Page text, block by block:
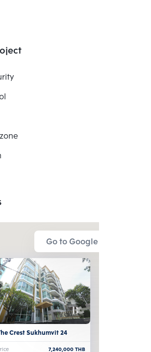
Go to Google Map
Crest Sukhumvit 24
7,240,000THB